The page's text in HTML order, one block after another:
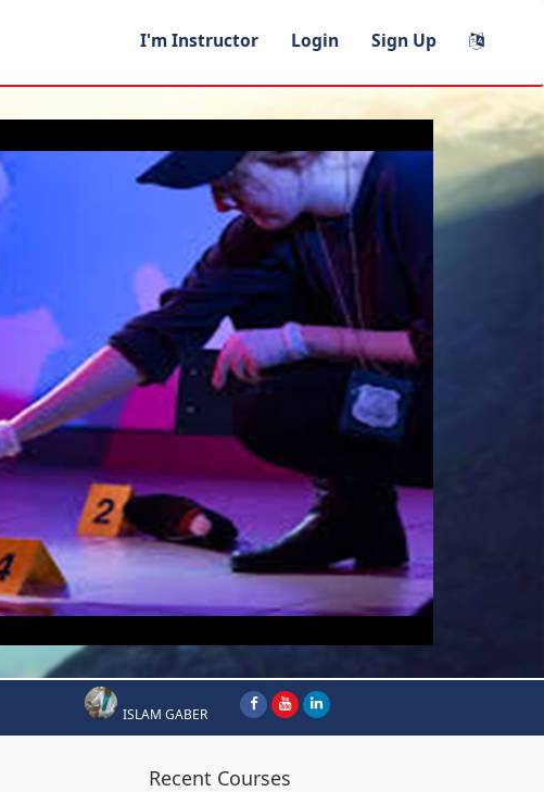
I'm Instructor Login Sign Up
ISLAM GABER
Recent Courses